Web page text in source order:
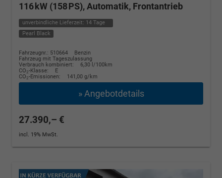
116 kW (158 PS), Automatik, Frontantrieb
unverbindliche Lieferzeit: 14 Tage
Pearl Black
Fahrzeugnr.: 510664
Benzin
Fahrzeug mit Tageszulassung
Verbrauch kombiniert:
6,30 l/100km
CO2-Klasse:
E
CO2-Emissionen: 141,00 g/km
» Angebotdetails
27.390,– €
incl. 19% MwSt.